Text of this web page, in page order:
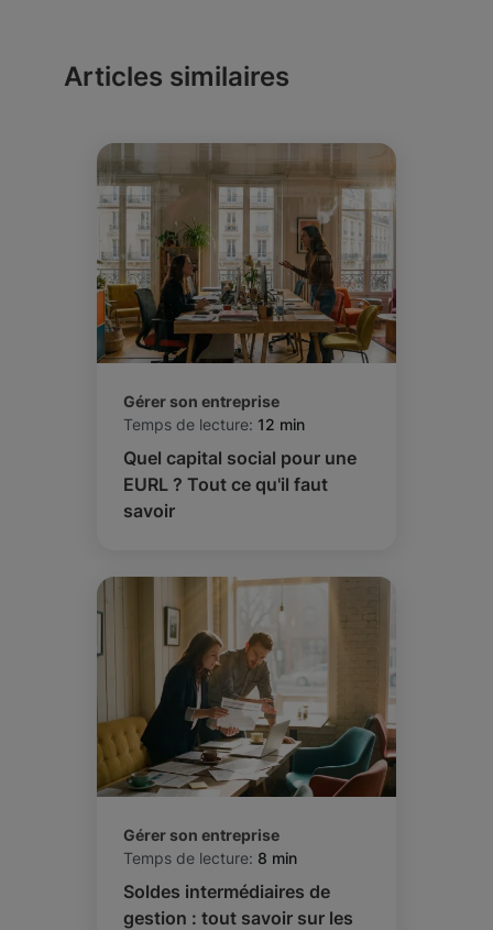
Articles similaires
Gérer son entreprise
Temps de lecture: 12 min
Quel capital social pour une
EURL ? Tout ce qu'il faut
savoir
Gérer son entreprise
Temps de lecture: 8 min
Soldes intermédiaires de
gestion : tout savoir sur les